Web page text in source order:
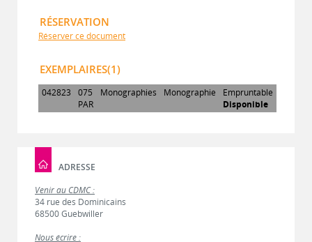
RÉSERVATION
Réserver ce document
EXEMPLAIRES(1)
042823
075
PAR
Monographies Monographie
Empruntable
Disponible
ADRESSE
Venir au CDMC :
34 rue des Dominicains
68500 Guebwiller
Nous écrire :